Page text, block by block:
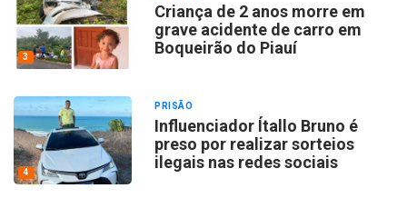
3
Criança de 2 anos morre em
grave acidente de carro em
Boqueirão do Piauí
4
PRISÃO
Influenciador Ítallo Bruno é
preso por realizar sorteios
ilegais nas redes sociais